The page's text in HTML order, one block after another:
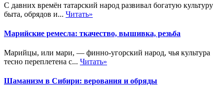
С давних времён татарский народ развивал богатую культуру
быта, обрядов и... Читать»
Марийские ремесла: ткачество, вышивка, резьба
Марийцы, или мари, — финно-угорский народ, чья культура
тесно переплетена с... Читать»
Шаманизм в Сибири: верования и обряды